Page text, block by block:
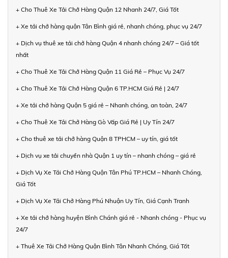
+ Cho Thuê Xe Tải Chở Hàng Quận 12 Nhanh 24/7, Giá Tốt
+ Xe tải chở hàng quận Tân Bình giá rẻ, nhanh chóng, phục vụ 24/7
+ Dịch vụ thuê xe tải chở hàng Quận 4 nhanh chóng 24/7 – Giá tốt
nhất
+ Cho Thuê Xe Tải Chở Hàng Quận 11 Giá Rẻ – Phục Vụ 24/7
+ Cho Thuê Xe Tải Chở Hàng Quận 6 TP.HCM Giá Rẻ | 24/7
+ Xe tải chở hàng Quận 5 giá rẻ – Nhanh chóng, an toàn, 24/7
+ Cho Thuê Xe Tải Chở Hàng Gò Vấp Giá Rẻ | Uy Tín 24/7
+ Cho thuê xe tải chở hàng Quận 8 TPHCM – uy tín, giá tốt
+ Dịch vụ xe tải chuyển nhà Quận 1 uy tín – nhanh chóng – giá rẻ
+ Dịch Vụ Xe Tải Chở Hàng Quận Tân Phú TP.HCM – Nhanh Chóng,
Giá Tốt
+ Dịch Vụ Xe Tải Chở Hàng Phú Nhuận Uy Tín, Giá Cạnh Tranh
+ Xe tải chở hàng huyện Bình Chánh giá rẻ - Nhanh chóng - Phục vụ
24/7
+ Thuê Xe Tải Chở Hàng Quận Bình Tân Nhanh Chóng, Giá Tốt